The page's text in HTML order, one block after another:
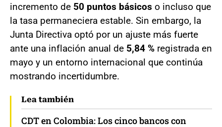
incremento de 50 puntos básicos o incluso que
la tasa permaneciera estable. Sin embargo, la
Junta Directiva optó por un ajuste más fuerte
ante una inflación anual de 5,84 % registrada en
mayo y un entorno internacional que continúa
mostrando incertidumbre.
Lea también
CDT en Colombia: Los cinco bancos con